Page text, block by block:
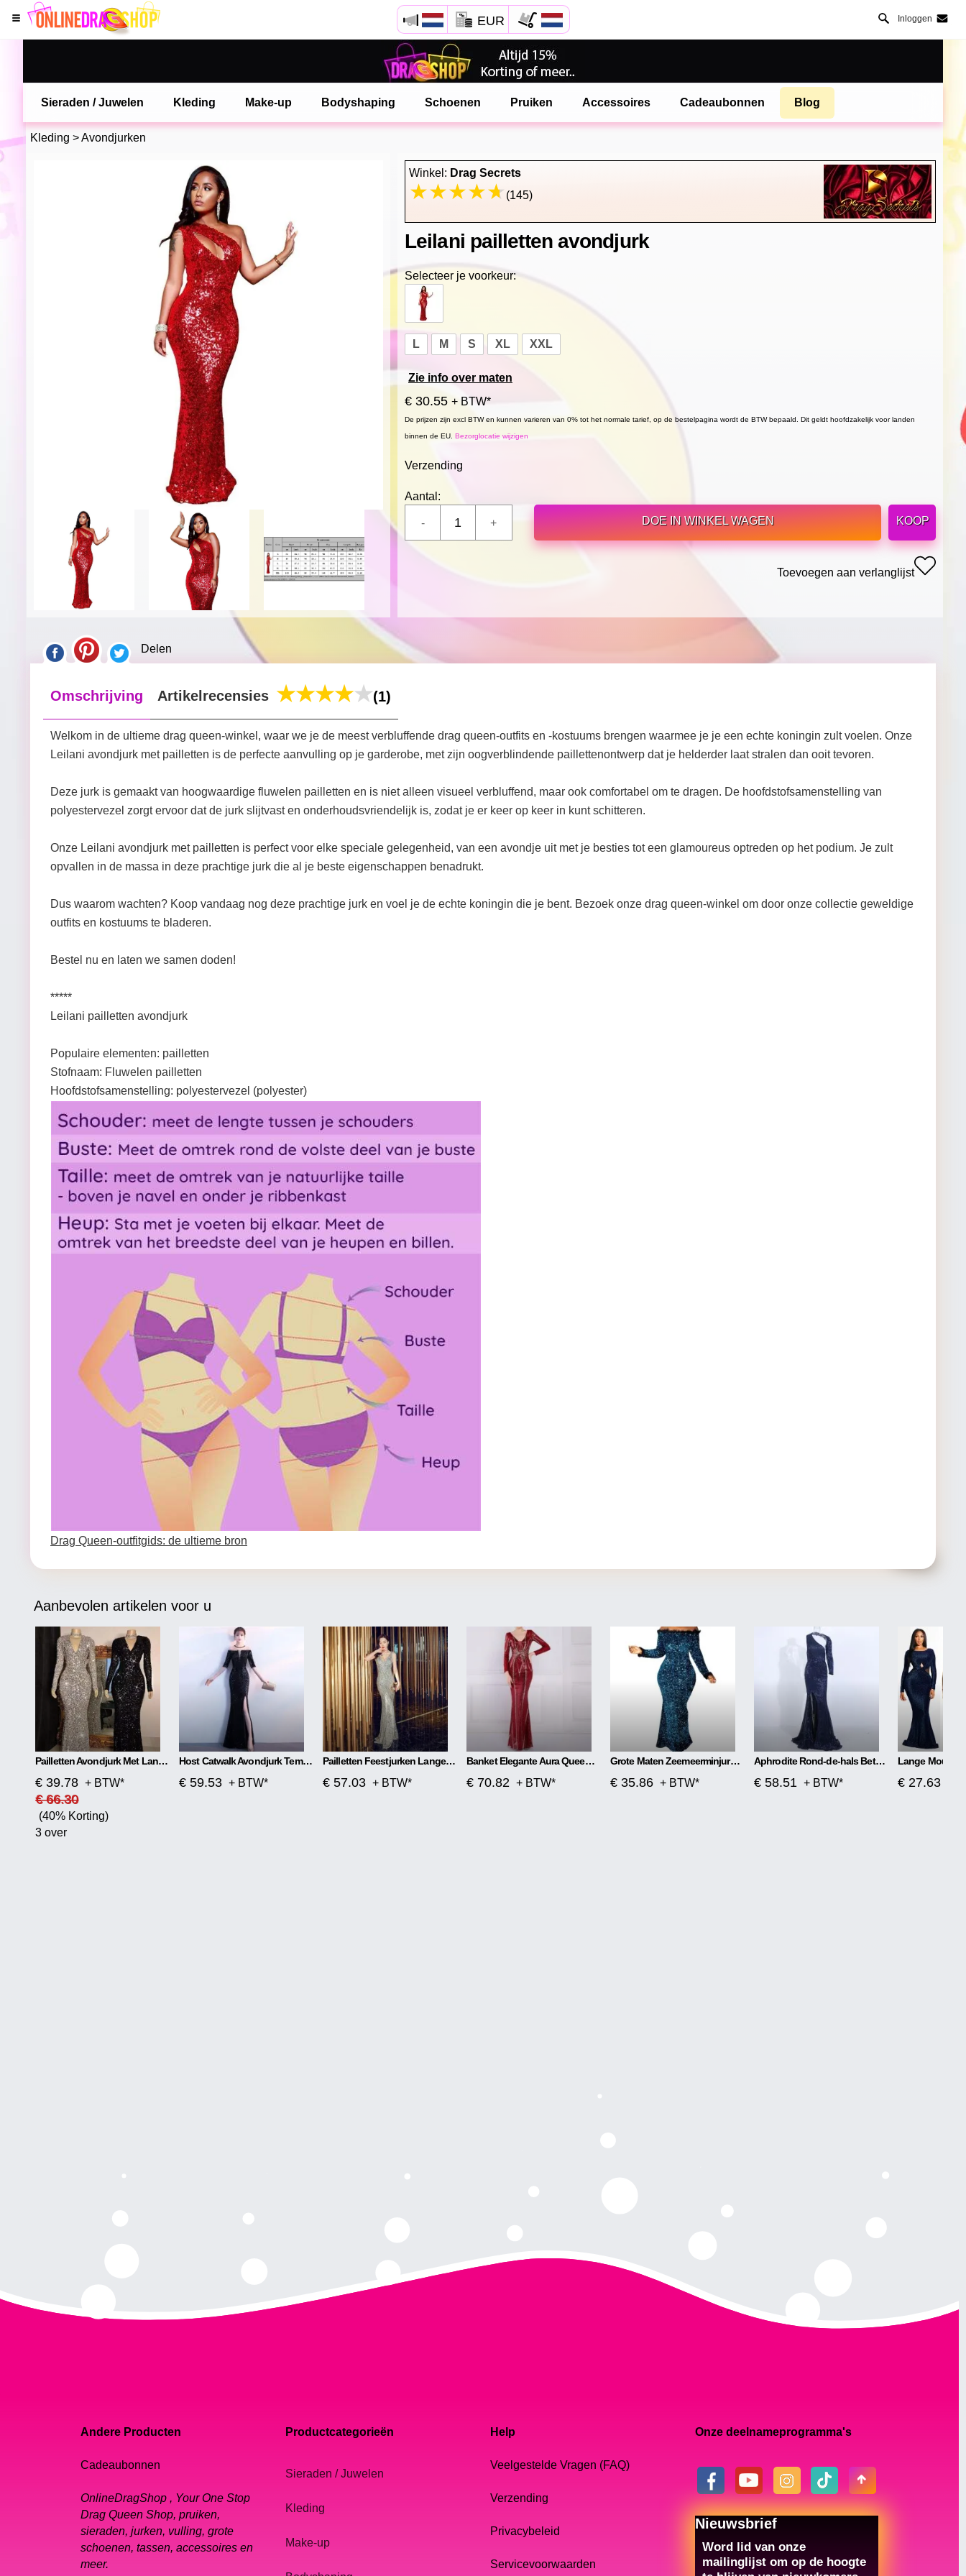
EUR Inloggen
Sieraden / Juwelen Kleding Make-up Bodyshaping Schoenen Pruiken Accessoires Cadeaubonnen Blog
Kleding >Avondjurken
Winkel: Drag Secrets
(145)
Leilani pailletten avondjurk
Selecteer je voorkeur:
L M S XL XXL
Zie info over maten
€ 30.55 + BTW*
De prijzen zijn excl BTW en kunnen varieren van 0% tot het normale tarief, op de bestelpagina wordt de BTW bepaald. Dit geldt hoofdzakelijk voor landen
binnen de EU. Bezorglocatie wijzigen
Verzending
Aantal:
DOE IN WINKEL WAGEN
KOOP
Toevoegen aan verlanglijst
Delen
Omschrijving Artikelrecensies (1)
Welkom in de ultieme drag queen-winkel, waar we je de meest verbluffende drag queen-outfits en -kostuums brengen waarmee je je een echte koningin zult voelen. Onze
Leilani avondjurk met pailletten is de perfecte aanvulling op je garderobe, met zijn oogverblindende paillettenontwerp dat je helderder laat stralen dan ooit tevoren.
Deze jurk is gemaakt van hoogwaardige fluwelen pailletten en is niet alleen visueel verbluffend, maar ook comfortabel om te dragen. De hoofdstofsamenstelling van
polyestervezel zorgt ervoor dat de jurk slijtvast en onderhoudsvriendelijk is, zodat je er keer op keer in kunt schitteren.
Onze Leilani avondjurk met pailletten is perfect voor elke speciale gelegenheid, van een avondje uit met je besties tot een glamoureus optreden op het podium. Je zult
opvallen in de massa in deze prachtige jurk die al je beste eigenschappen benadrukt.
Dus waarom wachten? Koop vandaag nog deze prachtige jurk en voel je de echte koningin die je bent. Bezoek onze drag queen-winkel om door onze collectie geweldige
outfits en kostuums te bladeren.
Bestel nu en laten we samen doden!
*****
Leilani pailletten avondjurk
Populaire elementen: pailletten
Stofnaam: Fluwelen pailletten
Hoofdstofsamenstelling: polyestervezel (polyester)
Drag Queen-outfitgids: de ultieme bron
Aanbevolen artikelen voor u
Pailletten Avondjurk Met Lange Mouwen
€ 39.78 + BTW*
€ 66.30
(40% Korting)
3 over
Host Catwalk Avondjurk Temperament Elegante Ruit
€ 59.53 + BTW*
Pailletten Feestjurken Lange Sectie
€ 57.03 + BTW*
Banket Elegante Aura Queen Fishtail-jurk Met Lange Mouwen En Pailletten
€ 70.82 + BTW*
Grote Maten Zeemeerminjurk Met Kraag
€ 35.86 + BTW*
Aphrodite Rond-de-hals Betoverde Maxi-jurk
€ 58.51 + BTW* € 27.63
Open Safari menu.
of klik de safari knop zoals hiernaast getoont
en klik TOEVOEGEN AAN BUREAUBLAD
Andere Producten
Cadeaubonnen
OnlineDragShop , Your One Stop
Drag Queen Shop, pruiken,
sieraden, jurken, vulling, grote
schoenen, tassen, accessoires en
meer.
Productcategorieën
Sieraden / Juwelen
Kleding
Make-up
Help
Veelgestelde Vragen (FAQ)
Verzending
Privacybeleid
Servicevoorwaarden
Onze deelnameprogramma's
Nieuwsbrief
Word lid van onze
mailinglijst om op de hoogte